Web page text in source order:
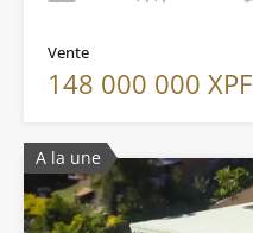
Vente
148 000 000 XPF
A la une